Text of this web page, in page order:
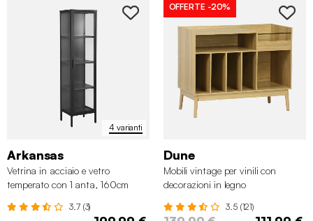
4 varianti
Arkansas
Vetrina in acciaio e vetro
temperato con 1 anta, 160cm
3.7 (3)
OFFERTE -20%
Dune
Mobili vintage per vinili con
decorazioni in legno
3.5 (121)